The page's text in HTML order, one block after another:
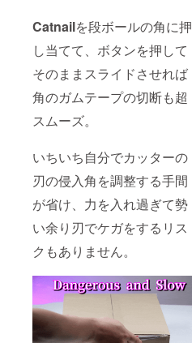
Catnailを段ボールの角に押
し当てて、ボタンを押して
そのままスライドさせれば
角のガムテープの切断も超
スムーズ。
いちいち自分でカッターの
刃の侵入角を調整する手間
が省け、力を入れ過ぎて勢
い余り刃でケガをするリス
クもありません。